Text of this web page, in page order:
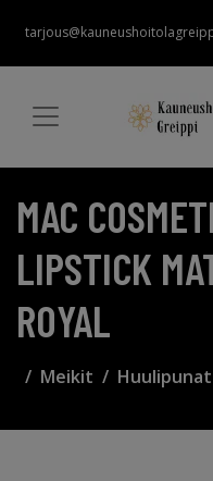
MAC
LIPSTICK
ROYAL
Meikit Huulipunat